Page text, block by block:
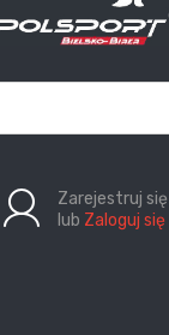
Zarejestruj się
lub Zaloguj się